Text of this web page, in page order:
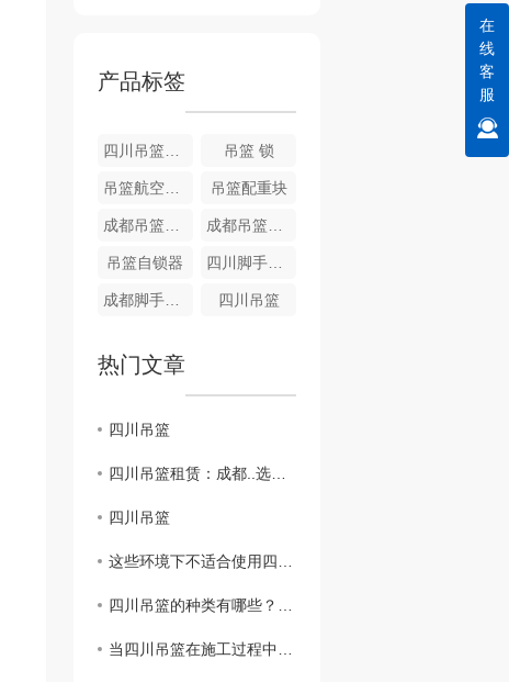
产品标签
四川吊篮电箱 吊篮 锁
吊篮航空钢丝绳 吊篮配重块
成都吊篮设备出租 成都吊篮配件-五芯线
吊篮自锁器 四川脚手架租赁
成都脚手架租赁 四川吊篮
热门文章
四川吊篮
四川吊篮租赁：成都..选择！
四川吊篮
这些环境下不适合使用四川吊篮！
四川吊篮的种类有哪些？看这里！
当四川吊篮在施工过程中需要注意什么？
在
线
客
服